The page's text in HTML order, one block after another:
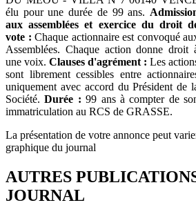
élu pour une durée de 99 ans.
aux assemblées et exercice du droit
vote : Chaque actionnaire est convoqué
Assemblées. Chaque action donne droit
une voix. Clauses d'agrément : Les
sont librement cessibles entre
uniquement avec accord du Président de
Société.Durée : 99 ans à compter de
immatriculation au RCS de GRASSE.
La présentation de votre annonce peut
graphique du journal
AUTRES
JOURNAL